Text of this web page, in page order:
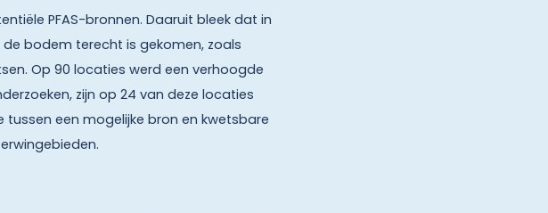
PFAS-bronnen. Daaruit bleek dat in
de bodem terecht is gekomen, zoals
Op 90 locaties werd een verhoogde
zijn op 24 van deze locaties
een mogelijke bron en kwetsbare